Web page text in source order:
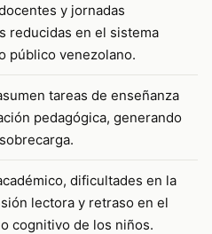
y jornadas
reducidas en el sistema
público venezolano.
tareas de enseñanza
pedagógica, generando
dificultades en la
lectora y retraso en el
cognitivo de los niños.